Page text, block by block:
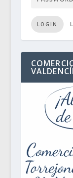
LOGIN